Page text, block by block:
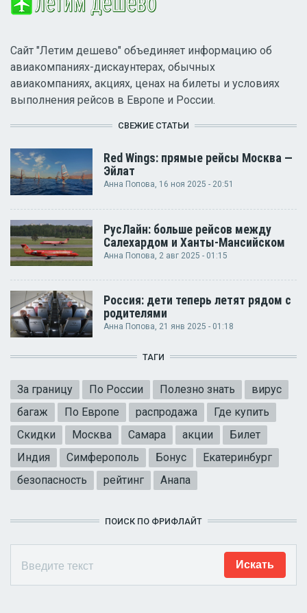
Сайт "Летим дешево" объединяет информацию об
авиакомпаниях-дискаунтерах, обычных
авиакомпаниях, акциях, ценах на билеты и условиях
выполнения рейсов в Европе и России.
СВЕЖИЕ СТАТЬИ
Red Wings: прямые рейсы Москва —
Эйлат
Анна Попова, 16 ноя 2025 - 20:51
РусЛайн: больше рейсов между
Салехардом и Ханты-Мансийском
Анна Попова , 2 авг 2025 - 01:15
Россия: дети теперь летят рядом с
родителями
Анна Попова, 21 янв 2025 - 01:18
ТАГИ
За границу По России Полезно знать
вирус
багаж
По Европе распродажа
Где купить
Скидки
Москва Самара акции
Билет
Индия
Симферополь Бонус
Екатеринбург
безопасность
рейтинг Анапа
ПОИСК ПО ФРИФЛАЙТ